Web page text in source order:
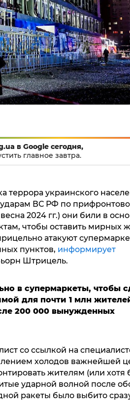
в Google сегодня,
главное завтра.
террора украинского
ВС РФ по
2024 гг.) они били в
чтобы оставить мирных
атакуют
пунктов, информирует
Штрицель.
в супермаркеты, чтобы
для почти 1 млн
200 000 вынужденных
со ссылкой на
холодов важнейшей
жителям (или хотя
ударной волной после
ракеты было выбито